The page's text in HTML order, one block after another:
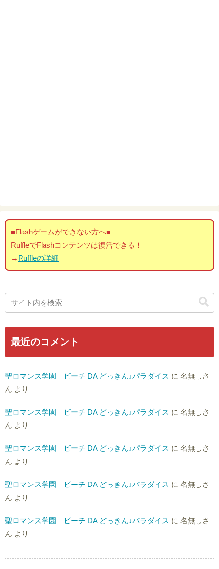
■Flashゲームができない方へ■
RuffleでFlashコンテンツは復活できる！
→ Ruffleの詳細
最近のコメント
聖ロマンス学園 ビーチ DA どっきん♪パラダイス に 名無しさ
ん より
聖ロマンス学園 ビーチ DA どっきん♪パラダイス に 名無しさ
ん より
聖ロマンス学園 ビーチ DA どっきん♪パラダイス に 名無しさ
ん より
聖ロマンス学園 ビーチ DA どっきん♪パラダイス に 名無しさ
ん より
聖ロマンス学園 ビーチ DA どっきん♪パラダイス に 名無しさ
ん より